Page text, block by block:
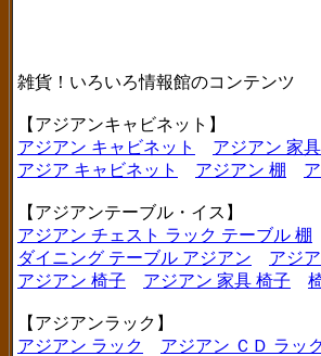
雑貨！いろいろ情報館のコンテンツ
【アジアンキャビネット】
アジアン キャビネット
アジアン 家
アジア キャビネット
アジアン 棚
【アジアンテーブル・イス】
アジアン チェスト ラック テーブル 棚
ダイニング テーブル アジアン
アジ
アジアン 椅子
アジアン 家具 椅子
【アジアンラック】
アジアン ラック
アジアン ＣＤ ラッ